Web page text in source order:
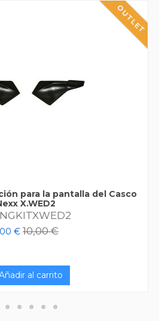
para la pantalla del Casco
X.WED2
€ 10,00 €
al carrito